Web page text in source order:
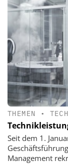
THEMEN •
Seit dem 1.
Management